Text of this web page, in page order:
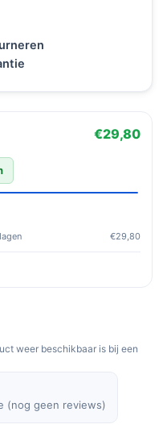
€29,80
€29,80
weer beschikbaar is bij een
(nog geen reviews)